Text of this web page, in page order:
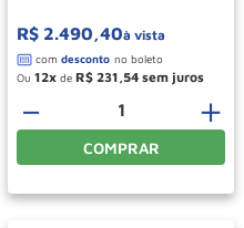
R$ 2.490,40à vista
Ou 12 de R$ 231 54
＋
－
COMPRAR